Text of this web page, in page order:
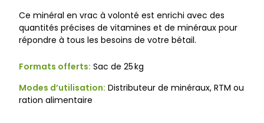
Ce minéral en vrac à volonté est enrichi avec des
quantités précises de vitamines et de minéraux pour
répondre à tous les besoins de votre bétail.
Formats offerts: Sac de 25 kg
Modes d’utilisation: Distributeur de minéraux, RTM ou
ration alimentaire